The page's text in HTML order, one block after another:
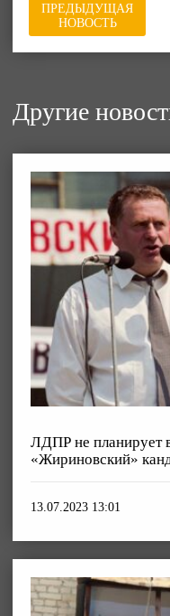
ПРЕДЫДУЩАЯ
НОВОСТЬ
Другие
ЛДПР не планирует
«Жириновский»
13.07.2023 13:01